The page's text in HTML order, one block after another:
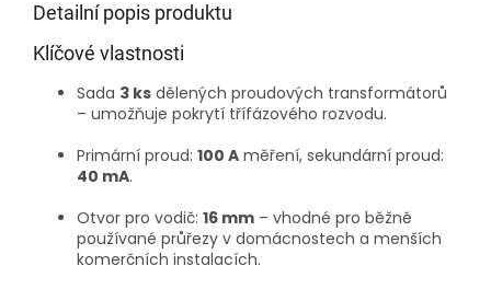
Detailní popis produktu
Klíčové vlastnosti
Sada 3 ks dělených proudových transformátorů
– umožňuje pokrytí třífázového rozvodu.
Primární proud: 100 A měření, sekundární proud:
40 mA.
Otvor pro vodič: 16 mm – vhodné pro běžně
používané průřezy v domácnostech a menších
komerčních instalacích.